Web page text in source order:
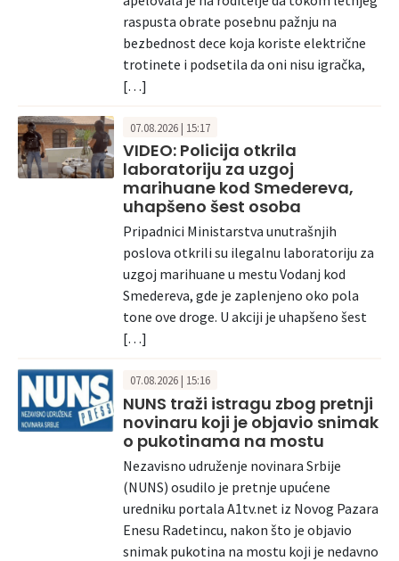
raspusta obrate posebnu pažnju na
bezbednost dece koja koriste električne
trotinete i podsetila da oni nisu igračka,
[…]
07.08.2026 | 15:17
VIDEO: Policija otkrila
laboratoriju za uzgoj
marihuane kod Smedereva,
uhapšeno šest osoba
Pripadnici Ministarstva unutrašnjih
poslova otkrili su ilegalnu laboratoriju za
uzgoj marihuane u mestu Vodanj kod
Smedereva, gde je zaplenjeno oko pola
tone ove droge. U akciji je uhapšeno šest
[…]
07.08.2026 | 15:16
NUNS traži istragu zbog pretnji
novinaru koji je objavio snimak
o pukotinama na mostu
Nezavisno udruženje novinara Srbije
(NUNS) osudilo je pretnje upućene
uredniku portala A1tv.net iz Novog Pazara
Enesu Radetincu, nakon što je objavio
snimak pukotina na mostu koji je nedavno